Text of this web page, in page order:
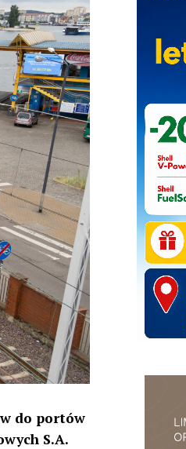
do portów
S.A.